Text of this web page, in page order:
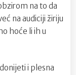
na to da
na audiciji žiriju
hoće li ih u
i plesna